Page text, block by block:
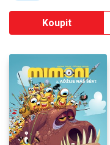
Koupit